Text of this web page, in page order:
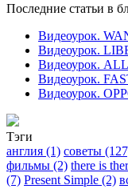
Последние статьи в
Видеоурок.
Видеоурок.
Видеоурок.
Видеоурок.
Видеоурок.
Тэги
англия (1) советы
фильмы (2) there is
(7) Present Simple (2)